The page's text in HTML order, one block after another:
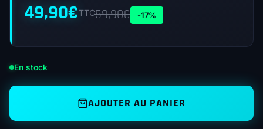
49,90€TTC59,90€ -17%
En stock
AJOUTER AU PANIER